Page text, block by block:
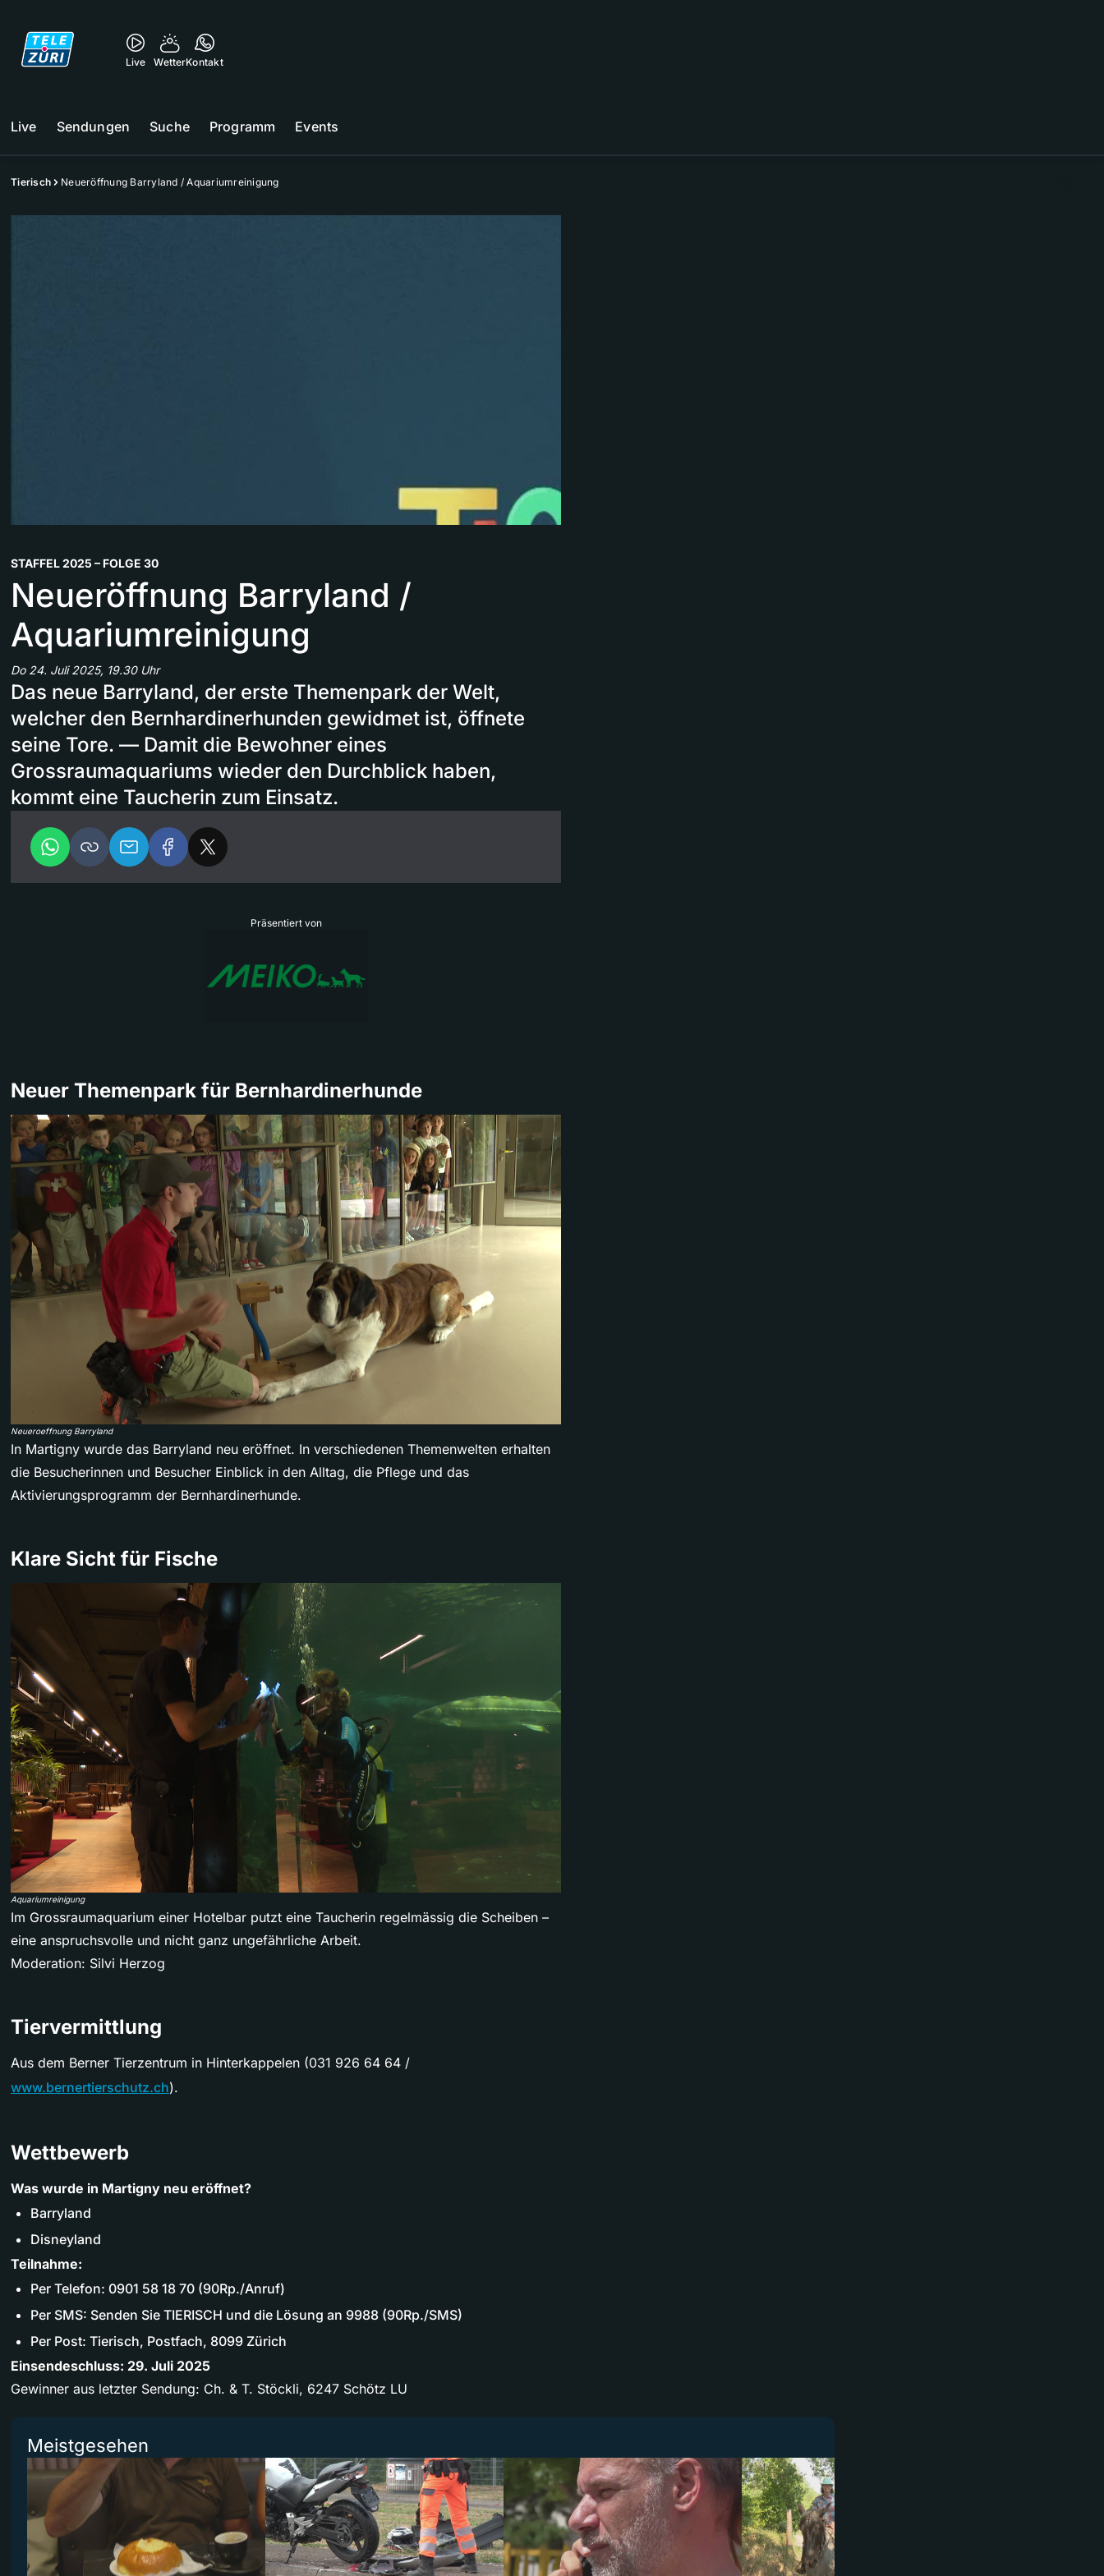
Live WetterKontakt
Live Sendungen Suche Programm Events
Tierisch Neueröffnung Barryland / Aquariumreinigung
STAFFEL 2025 – FOLGE 30
Neueröffnung Barryland /
Aquariumreinigung
Do 24. Juli 2025, 19.30 Uhr
Das neue Barryland, der erste Themenpark der Welt,
welcher den Bernhardinerhunden gewidmet ist, öffnete
seine Tore. — Damit die Bewohner eines
Grossraumaquariums wieder den Durchblick haben,
kommt eine Taucherin zum Einsatz.
Präsentiert von
Neuer Themenpark für Bernhardinerhunde
Neueroeffnung Barryland
In Martigny wurde das Barryland neu eröffnet. In verschiedenen Themenwelten erhalten
die Besucherinnen und Besucher Einblick in den Alltag, die Pflege und das
Aktivierungsprogramm der Bernhardinerhunde.
Klare Sicht für Fische
Aquariumreinigung
Im Grossraumaquarium einer Hotelbar putzt eine Taucherin regelmässig die Scheiben –
eine anspruchsvolle und nicht ganz ungefährliche Arbeit.
Moderation: Silvi Herzog
Tiervermittlung
Aus dem Berner Tierzentrum in Hinterkappelen (031 926 64 64 /
www.bernertierschutz.ch).
Wettbewerb
Was wurde in Martigny neu eröffnet?
Barryland
Disneyland
Teilnahme:
Per Telefon: 0901 58 18 70 (90Rp./Anruf)
Per SMS: Senden Sie TIERISCH und die Lösung an 9988 (90Rp./SMS)
Per Post: Tierisch, Postfach, 8099 Zürich
Einsendeschluss: 29. Juli 2025
Gewinner aus letzter Sendung: Ch. & T. Stöckli, 6247 Schötz LU
Meistgesehen